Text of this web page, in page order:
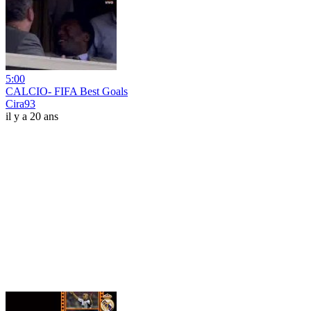
5:00
CALCIO- FIFA Best Goals
Cira93
il y a 20 ans